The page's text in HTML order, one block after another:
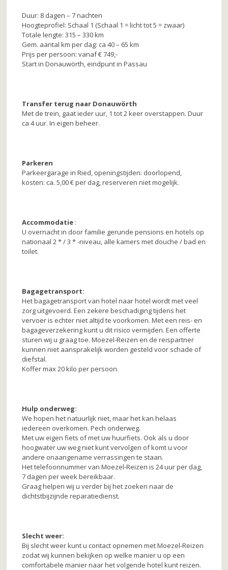
Duur: 8 dagen – 7 nachten
Hoogteprofiel: Schaal 1 (Schaal 1 = licht tot 5 = zwaar)
Totale lengte: 315 – 330 km
Gem. aantal km per dag: ca 40 – 65 km
Prijs per persoon: vanaf € 749,-
Start in Donauwörth, eindpunt in Passau
Transfer terug naar Donauwörth
Met de trein, gaat ieder uur, 1 tot 2 keer overstappen. Duur
ca 4 uur. In eigen beheer.
Parkeren
Parkeergarage in Ried, openingstijden: doorlopend,
kosten: ca. 5,00 € per dag, reserveren niet mogelijk.
Accommodatie :
U overnacht in door familie gerunde pensions en hotels op
nationaal 2 * / 3 * -niveau, alle kamers met douche / bad en
toilet.
Bagagetransport:
Het bagagetransport van hotel naar hotel wordt met veel
zorg uitgevoerd. Een zekere beschadiging tijdens het
vervoer is echter niet altijd te voorkomen. Met een reis- en
bagageverzekering kunt u dit risico vermijden. Een offerte
sturen wij u graag toe. Moezel-Reizen en de reispartner
kunnen niet aansprakelijk worden gesteld voor schade of
diefstal.
Koffer max 20 kilo per persoon.
Hulp onderweg:
We hopen het natuurlijk niet, maar het kan helaas
iedereen overkomen. Pech onderweg.
Met uw eigen fiets of met uw huurfiets. Ook als u door
hoogwater uw weg niet kunt vervolgen of komt u voor
andere onaangename verrassingen te staan.
Het telefoonnummer van Moezel-Reizen is 24 uur per dag,
7 dagen per week bereikbaar.
Graag helpen wij u verder bij het zoeken naar de
dichtstbijzijnde reparatiedienst.
Slecht weer:
Bij slecht weer kunt u contact opnemen met Moezel-Reizen
zodat wij kunnen bekijken op welke manier u op een
comfortabele manier naar het volgende hotel kunt reizen.